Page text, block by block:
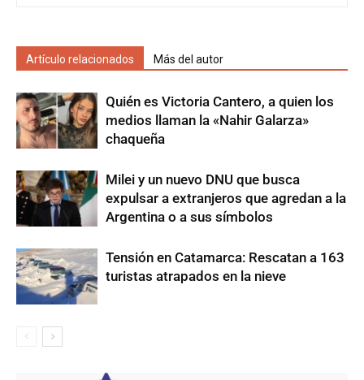
Artículo relacionados Más del autor
Quién es Victoria Cantero, a quien los
medios llaman la «Nahir Galarza»
chaqueña
Milei y un nuevo DNU que busca
expulsar a extranjeros que agredan a la
Argentina o a sus símbolos
Tensión en Catamarca: Rescatan a 163
turistas atrapados en la nieve